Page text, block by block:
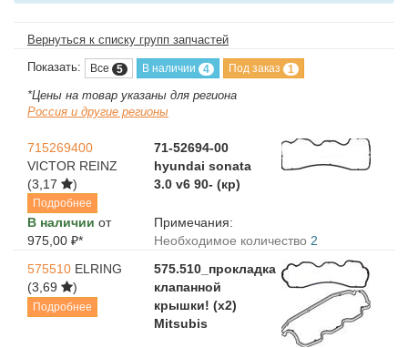
Вернуться к списку групп запчастей
Показать: Все 5 В наличии 4 Под заказ 1
*Цены на товар указаны для региона
Россия и другие регионы
715269400
VICTOR REINZ
(3,17
)
Подробнее
71-52694-00
hyundai sonata
3.0 v6 90- (кр)
В наличии от
975,00 ₽*
Примечания:
Необходимое количество 2
575510 ELRING
(3,69
)
Подробнее
575.510_прокладка
клапанной
крышки! (x2)
Mitsubis